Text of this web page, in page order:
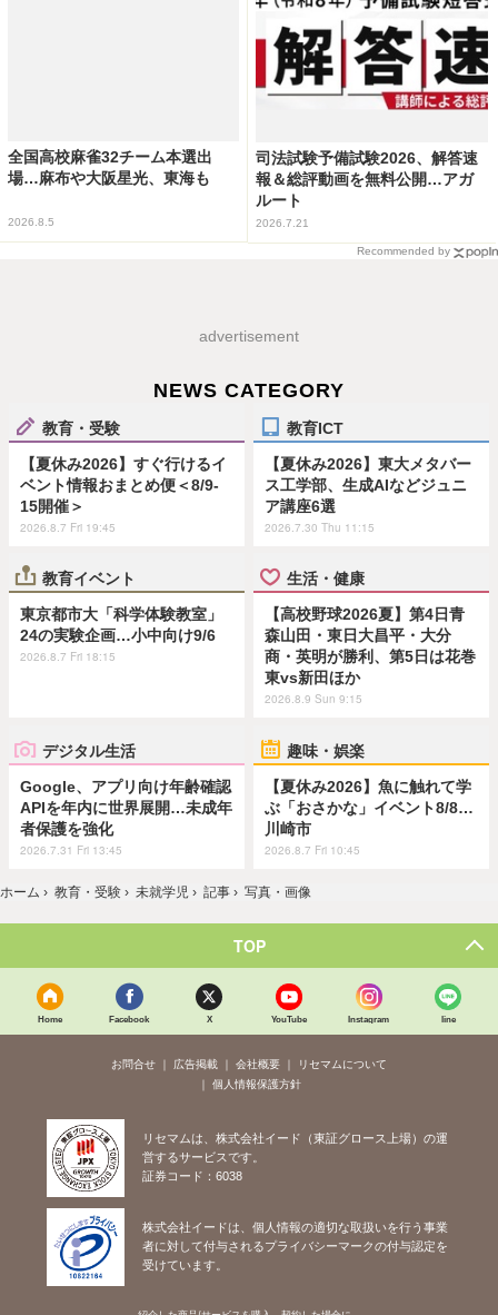
全国高校麻雀32チーム本選出
場…麻布や大阪星光、東海も
2026.8.5
司法試験予備試験2026、解答速
報＆総評動画を無料公開…アガ
ルート
2026.7.21
Recommended by
advertisement
NEWS CATEGORY
教育・受験
【夏休み2026】すぐ行けるイ
ベント情報おまとめ便＜8/9-
15開催＞
2026.8.7 Fri 19:45
教育ICT
【夏休み2026】東大メタバー
ス工学部、生成AIなどジュニ
ア講座6選
2026.7.30 Thu 11:15
教育イベント
東京都市大「科学体験教室」
24の実験企画…小中向け9/6
2026.8.7 Fri 18:15
生活・健康
【高校野球2026夏】第4日青
森山田・東日大昌平・大分
商・英明が勝利、第5日は花巻
東vs新田ほか
2026.8.9 Sun 9:15
デジタル生活
Google、アプリ向け年齢確認
APIを年内に世界展開…未成年
者保護を強化
2026.7.31 Fri 13:45
趣味・娯楽
【夏休み2026】魚に触れて学
ぶ「おさかな」イベント8/8…
川崎市
2026.8.7 Fri 10:45
ホーム › 教育・受験 › 未就学児 › 記事 › 写真・画像
TOP
Home Facebook X YouTube Instagram line
お問合せ 広告掲載 会社概要
リセマムについて
個人情報保護方針
リセマムは、株式会社イード（東証グロース上場）の運
営するサービスです。
証券コード：6038
株式会社イードは、個人情報の適切な取扱いを行う事業
者に対して付与されるプライバシーマークの付与認定を
受けています。